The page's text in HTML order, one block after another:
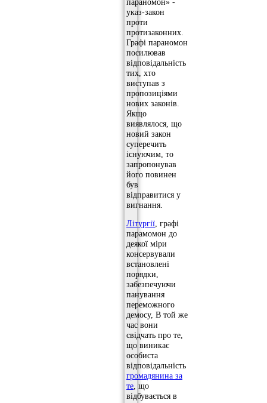
указ-закон
проти
протизаконних.
Графі параномон
посилював
відповідальність
тих, хто
виступав з
пропозиціями
нових законів.
Якщо
виявлялося, що
новий закон
суперечить
існуючим, то
запропонував
його повинен
був
відправитися у
вигнання.
Літургії, графі
парамомон до
деякої міри
консервували
встановлені
порядки,
забезпечуючи
панування
переможного
демосу, В той же
час вони
свідчать про те,
що виникає
особиста
відповідальність
громадянина за
те, що
відбувається в